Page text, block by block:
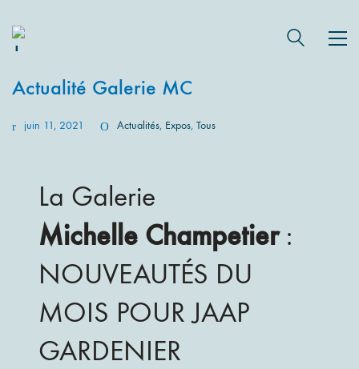
Actualité Galerie MC
juin 11, 2021 Actualités, Expos, Tous
La Galerie
Michelle Champetier:
NOUVEAUTÉS DU
MOIS POUR JAAP
GARDENIER